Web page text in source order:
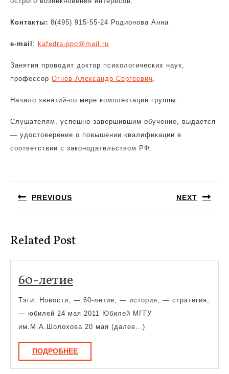
Контакты: 8(495) 915-55-24 Родионова Анна
e-mail : kafedra-ppo@mail.ru
Занятия проводит доктор психологических наук,
профессор Огнев Александр Сергеевич .
Начало занятий-по мере комплектации группы.
Слушателям, успешно завершившим обучение, выдается
— удостоверение о повышении квалификации в
соответствии с законодательством РФ.
записям
PREVIOUS NEXT
Related Post
60-летие60-
летие
Тэги: Новости, — 60-летие, — история, — стратегия,
— юбилей 24 мая 2011 Юбилей МГГУ
им.М.А.Шолохова 20 мая (далее…)
ПОДРОБНЕЕПОДРОБНЕЕ